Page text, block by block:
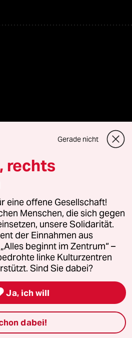
GmbH
Fragen oder für Genehmigungen
Kommune-Richtlinien
Impressum AGB
widerrufen (Ads)
Gerade nicht
rechts
eine offene Gesellschaft!
Menschen, die sich gegen
unsere Solidarität.
der Einnahmen aus
beginnt im Zentrum“ –
linke Kulturzentren
Sind Sie dabei?
Ja, ich will
dabei!